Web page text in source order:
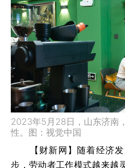
2023年5月28日，山东济南
性。图：视觉中国
【财新网】 随着经济
步，劳动者工作模式越来越